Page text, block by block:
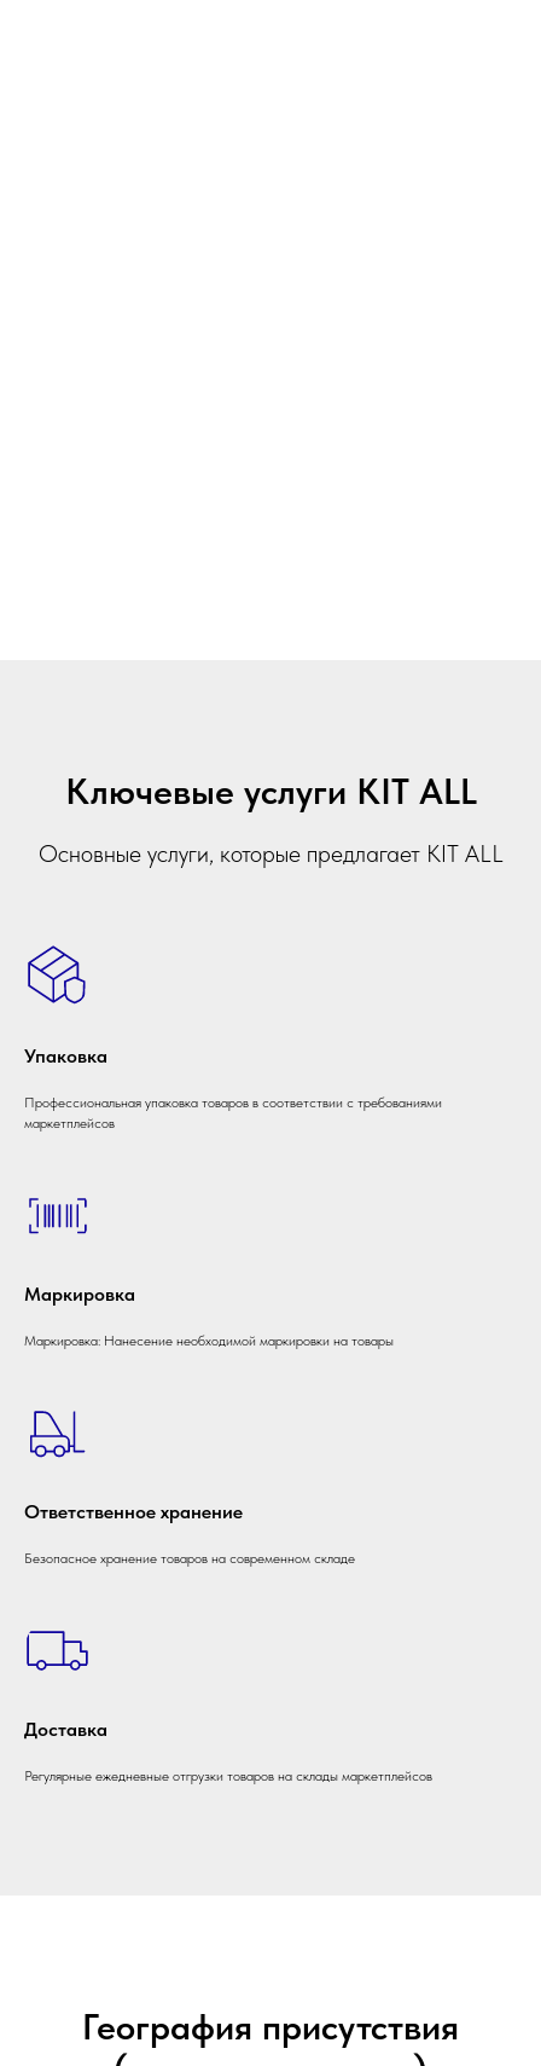
Ключевые услуги KIT ALL
Основные услуги, которые предлагает KIT ALL
Упаковка
Профессиональная упаковка товаров в соответствии с требованиями
маркетплейсов
Маркировка
Маркировка: Нанесение необходимой маркировки на товары
Ответственное хранение
Безопасное хранение товаров на современном складе
Доставка
Регулярные ежедневные отгрузки товаров на склады маркетплейсов
География присутствия